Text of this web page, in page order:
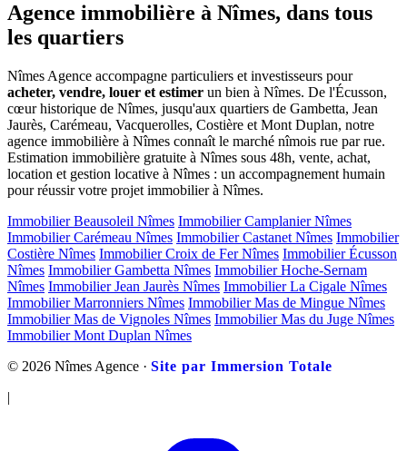
Agence immobilière à Nîmes, dans tous
les quartiers
Nîmes Agence accompagne particuliers et investisseurs pour
acheter, vendre, louer et estimer un bien à Nîmes. De l'Écusson,
cœur historique de Nîmes, jusqu'aux quartiers de Gambetta, Jean
Jaurès, Carémeau, Vacquerolles, Costière et Mont Duplan, notre
agence immobilière à Nîmes connaît le marché nîmois rue par rue.
Estimation immobilière gratuite à Nîmes sous 48h, vente, achat,
location et gestion locative à Nîmes : un accompagnement humain
pour réussir votre projet immobilier à Nîmes.
Immobilier Beausoleil Nîmes Immobilier Camplanier Nîmes
Immobilier Carémeau Nîmes Immobilier Castanet Nîmes Immobilier
Costière Nîmes Immobilier Croix de Fer Nîmes Immobilier Écusson
Nîmes Immobilier Gambetta Nîmes Immobilier Hoche-Sernam
Nîmes Immobilier Jean Jaurès Nîmes Immobilier La Cigale Nîmes
Immobilier Marronniers Nîmes Immobilier Mas de Mingue Nîmes
Immobilier Mas de Vignoles Nîmes Immobilier Mas du Juge Nîmes
Immobilier Mont Duplan Nîmes
© 2026 Nîmes Agence · Site par Immersion Totale
|